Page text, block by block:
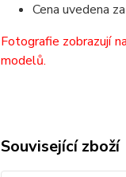
Cena uvedena
Fotografie zobrazují
modelů.
Související zboží